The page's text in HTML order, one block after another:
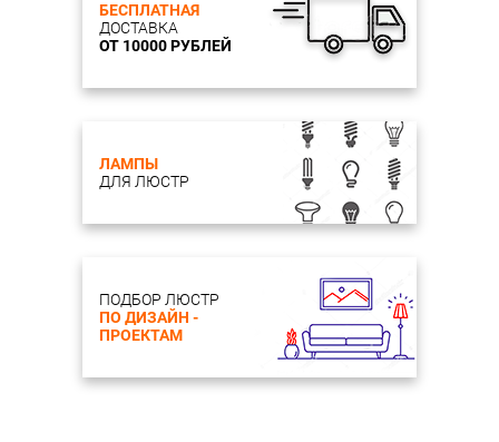
БЕСПЛАТНАЯ
ДОСТАВКА
ОТ 10000 РУБЛЕЙ
ЛАМПЫ
ДЛЯ ЛЮСТР
ПОДБОР ЛЮСТР
ПО ДИЗАЙН -
ПРОЕКТАМ